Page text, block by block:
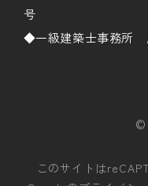
号
◆一級建築士事務所
©
このサイトは